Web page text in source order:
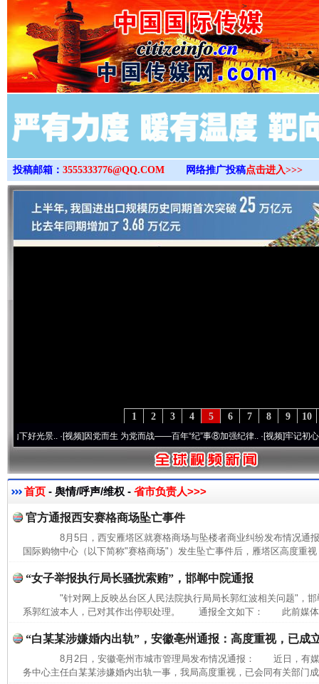
>
投稿邮箱： 3555333776@QQ.COM 网络推广投稿点击进入>>>
10
9
8
7
6
5
4
3
2
1
光景..·[视频]因党而生 为党而战——百年“纪”事⑧加强纪律..·[视频]牢记初心使命 奋
首页 - 舆情/呼声/维权 - 省市负责人>>>
官方通报西安赛格商场坠亡事件
8月5日，西安雁塔区就赛格商场与坠楼者商业纠纷发布情况
国际购物中心（以下简称"赛格商场"）发生坠亡事件后，雁塔区高度重
“女子举报执行局长骚扰索贿”，邯郸中院通报
"针对网上反映丛台区人民法院执行局局长郭红波相关问题"，邯
系郭红波本人，已对其作出停职处理。 通报全文如下： 此前媒体
“白某某涉嫌婚内出轨”，安徽亳州通报：高度重视，已成
8月2日，安徽亳州市城市管理局发布情况通报： 近日，有媒
务中心主任白某某涉嫌婚内出轨一事，我局高度重视，已会同有关部门